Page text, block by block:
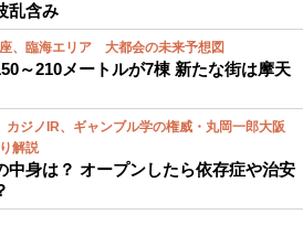
乱含み
、臨海エリア 大都会の未来予想図
～210メートルが7棟 新たな街は摩天
カジノIR、ギャンブル学の権威・丸岡一郎大阪
解説
中身は？ オープンしたら依存症や治安